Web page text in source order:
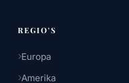
REGIO'S
Europa
Amerika